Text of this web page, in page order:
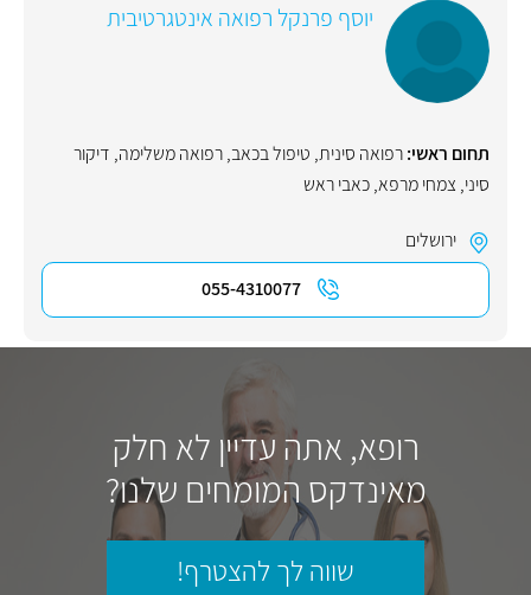
יוסף פרנקל רפואה אינטגרטיבית
תחום ראשי:רפואה סינית, טיפול בכאב,רפואה משלימה, דיקור
סיני, צמחי מרפא,כאבי ראש
ירושלים
055-4310077
רופא, אתה עדיין לא חלק
מאינדקס המומחים שלנו?
שווה לך להצטרף!